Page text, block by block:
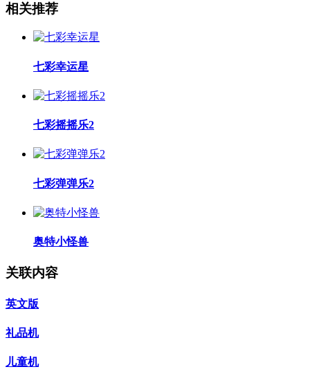
相关推荐
七彩幸运星
七彩摇摇乐2
七彩弹弹乐2
奥特小怪兽
关联内容
英文版
礼品机
儿童机